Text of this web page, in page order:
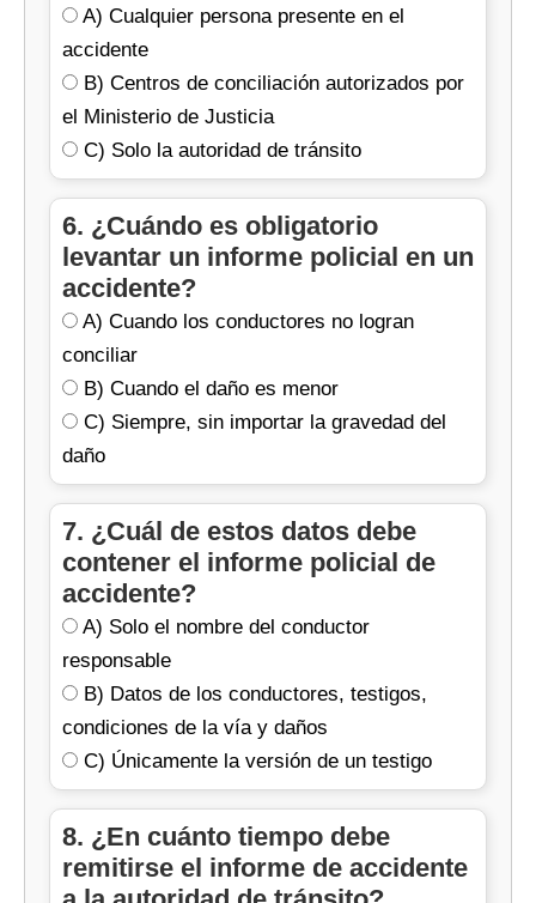
A) Cualquier persona presente en el
accidente
B) Centros de conciliación autorizados por
el Ministerio de Justicia
C) Solo la autoridad de tránsito
6. ¿Cuándo es obligatorio
levantar un informe policial en un
accidente?
A) Cuando los conductores no logran
conciliar
B) Cuando el daño es menor
C) Siempre, sin importar la gravedad del
daño
7. ¿Cuál de estos datos debe
contener el informe policial de
accidente?
A) Solo el nombre del conductor
responsable
B) Datos de los conductores, testigos,
condiciones de la vía y daños
C) Únicamente la versión de un testigo
8. ¿En cuánto tiempo debe
remitirse el informe de accidente